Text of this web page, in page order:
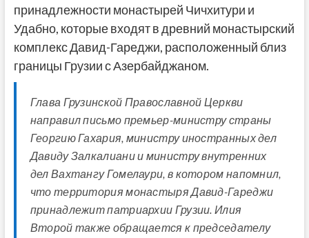
принадлежности монастырей Чичхитури и
Удабно, которые входят в древний монастырский
комплекс Давид-Гареджи, расположенный близ
границы Грузии с Азербайджаном.
Глава Грузинской Православной Церкви
направил письмо премьер-министру страны
Георгию Гахария, министру иностранных дел
Давиду Залкалиани и министру внутренних
дел Вахтангу Гомелаури, в котором напомнил,
что территория монастыря Давид-Гареджи
принадлежит патриархии Грузии. Илия
Второй также обращается к председателу